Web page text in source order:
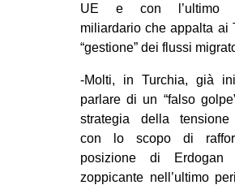
UE e con l’ultimo
miliardario che appalta ai
“gestione” dei flussi
-Molti, in Turchia, già
parlare di un “falso
strategia della tensione
con lo scopo di
posizione di Erdogan
zoppicante nell’ultimo